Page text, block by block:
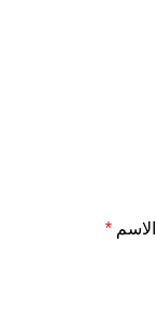
الاسم *